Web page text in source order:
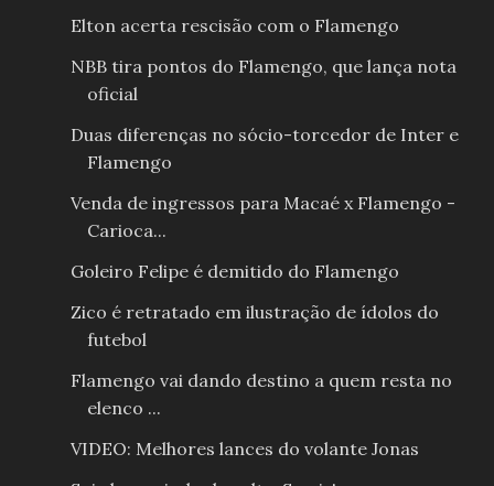
Elton acerta rescisão com o Flamengo
NBB tira pontos do Flamengo, que lança nota
oficial
Duas diferenças no sócio-torcedor de Inter e
Flamengo
Venda de ingressos para Macaé x Flamengo -
Carioca...
Goleiro Felipe é demitido do Flamengo
Zico é retratado em ilustração de ídolos do
futebol
Flamengo vai dando destino a quem resta no
elenco ...
VIDEO: Melhores lances do volante Jonas